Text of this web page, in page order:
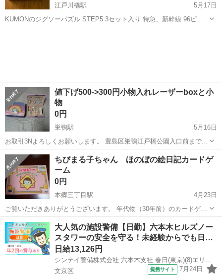
江戸川橋駅
5月17日
KUMONのジグソーパズル STEP5 3セット入り 特急、新幹線 96ピー
値下げ500->300円小物入れレーザーboxと小
物
0円
巣鴨駅
5月16日
お取引3Nよろしくお願いします。 豊島区巣鴨江戸橋公園入口前まで取
りに来てくださる方を優先させていただきます。 遅刻、ドタキャンし
ない約束守る方、中古品のためサイズや状態などが目安であることを
ご了承いただける方のみお問い合わ...
東京 文京区 巣鴨駅
ちびまる子ちゃん ほのぼの絵日記カードゲ
ーム
0円
本郷三丁目駅
4月23日
ご覧いただきありがとうございます。 年代物（30年前）のカードゲー
ムです。 カードは全て揃っています。 箱は日焼けと少しの潰れがあ
り、カードは古い感じがしますが、結構きれいです。 昔ながらのカー
ドゲームを楽しみたい方、...
東京 文京区 本郷三丁目駅 パズル ちびまる子ちゃん
大人気の施設警備【日勤】六本木ヒルズノー
スタワーの安全を守る！未経験からでも日…
日給13,126円
文京区
提携サイト 7月24日